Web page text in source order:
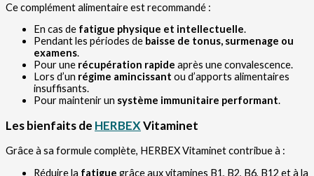
Ce complément alimentaire est recommandé :
En cas de fatigue physique et intellectuelle.
Pendant les périodes de baisse de tonus, surmenage ou
examens.
Pour une récupération rapide après une convalescence.
Lors d’un régime amincissant ou d’apports alimentaires
insuffisants.
Pour maintenir un système immunitaire performant.
Les bienfaits de HERBEXVitaminet
Grâce à sa formule complète, HERBEX Vitaminet contribue à :
Réduire la fatigue grâce aux vitamines B1, B2, B6, B12 et à la